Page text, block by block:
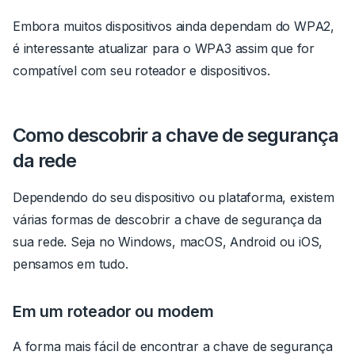
Embora muitos dispositivos ainda dependam do WPA2,
é interessante atualizar para o WPA3 assim que for
compatível com seu roteador e dispositivos.
Como descobrir a chave de segurança
da rede
Dependendo do seu dispositivo ou plataforma, existem
várias formas de descobrir a chave de segurança da
sua rede. Seja no Windows, macOS, Android ou iOS,
pensamos em tudo.
Em um roteador ou modem
A forma mais fácil de encontrar a chave de segurança